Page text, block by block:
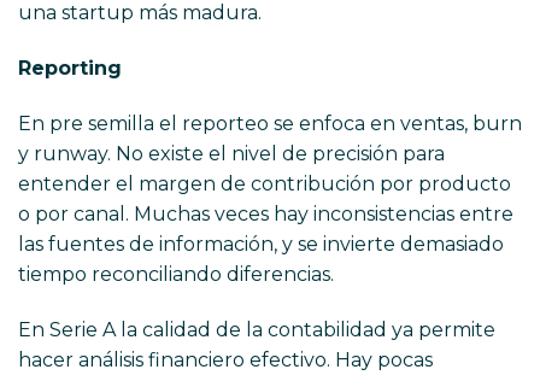
una startup más madura.
Reporting
En pre semilla el reporteo se enfoca en ventas, burn
y runway. No existe el nivel de precisión para
entender el margen de contribución por producto
o por canal. Muchas veces hay inconsistencias entre
las fuentes de información, y se invierte demasiado
tiempo reconciliando diferencias.
En Serie A la calidad de la contabilidad ya permite
hacer análisis financiero efectivo. Hay pocas